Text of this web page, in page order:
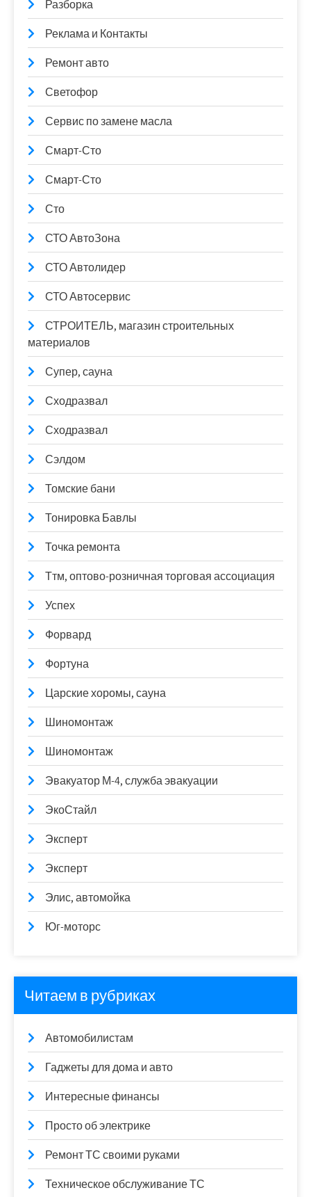
Разборка
Реклама и Контакты
Ремонт авто
Светофор
Сервис по замене масла
Смарт-Сто
Смарт-Сто
Сто
СТО АвтоЗона
СТО Автолидер
СТО Автосервис
СТРОИТЕЛЬ, магазин строительных
материалов
Супер, сауна
Сходразвал
Сходразвал
Сэлдом
Томские бани
Тонировка Бавлы
Точка ремонта
Ттм, оптово-розничная торговая ассоциация
Успех
Форвард
Фортуна
Царские хоромы, сауна
Шиномонтаж
Шиномонтаж
Эвакуатор М-4, служба эвакуации
ЭкоСтайл
Эксперт
Эксперт
Элис, автомойка
Юг-моторс
Читаем в рубриках
Автомобилистам
Гаджеты для дома и авто
Интересные финансы
Просто об электрике
Ремонт ТС своими руками
Техническое обслуживание ТС